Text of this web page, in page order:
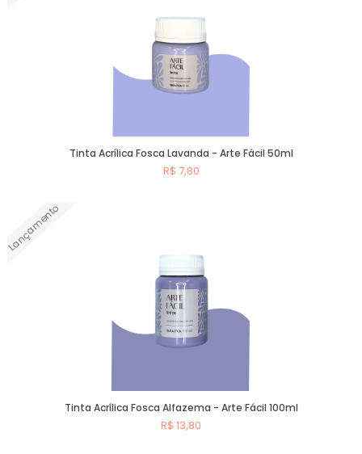
Tinta Acrílica Fosca Lavanda - Arte Fácil 50ml
R$ 7,80
Lançamento
Tinta Acrílica Fosca Alfazema - Arte Fácil 100ml
R$ 13,80